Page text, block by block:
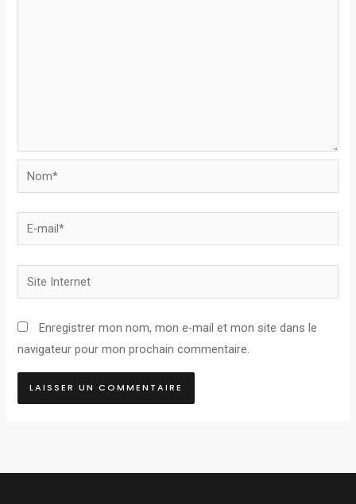
Nom*
E-
mail*
Site
Internet
Enregistrer mon nom, mon e-mail et mon site dans le
navigateur pour mon prochain commentaire.